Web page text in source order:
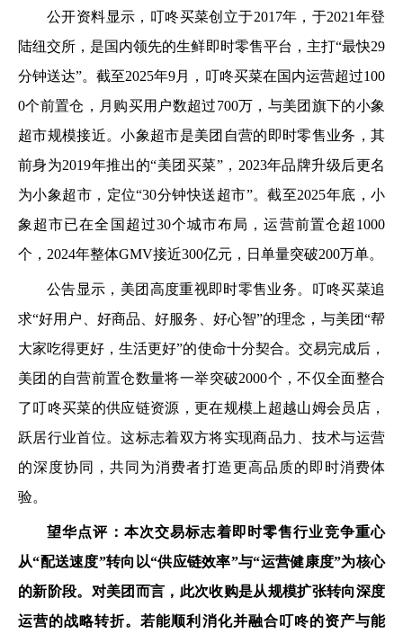
公开资料显示，叮咚买菜创立于2017年，于2021年登
陆纽交所，是国内领先的生鲜即时零售平台，主打“最快29
分钟送达”。截至2025年9月，叮咚买菜在国内运营超过100
0个前置仓，月购买用户数超过700万，与美团旗下的小象
超市规模接近。小象超市是美团自营的即时零售业务，其
前身为2019年推出的“美团买菜”，2023年品牌升级后更名
为小象超市，定位“30分钟快送超市”。截至2025年底，小
象超市已在全国超过30个城市布局，运营前置仓超1000
个，2024年整体GMV接近300亿元，日单量突破200万单。
公告显示，美团高度重视即时零售业务。叮咚买菜追
求“好用户、好商品、好服务、好心智”的理念，与美团“帮
大家吃得更好，生活更好”的使命十分契合。交易完成后，
美团的自营前置仓数量将一举突破2000个，不仅全面整合
了叮咚买菜的供应链资源，更在规模上超越山姆会员店，
跃居行业首位。这标志着双方将实现商品力、技术与运营
的深度协同，共同为消费者打造更高品质的即时消费体
验。
望华点评：本次交易标志着即时零售行业竞争重心
从“配送速度”转向以“供应链效率”与“运营健康度”为核心
的新阶段。对美团而言，此次收购是从规模扩张转向深度
运营的战略转折。若能顺利消化并融合叮咚的资产与能